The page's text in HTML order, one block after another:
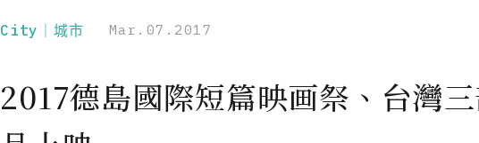
City｜城市 Mar.07.2017
2017德島國際短篇映画祭、台灣